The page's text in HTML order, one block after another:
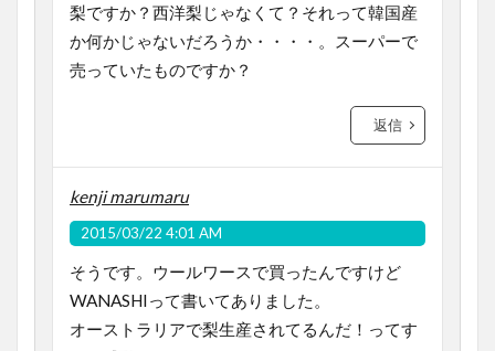
梨ですか？西洋梨じゃなくて？それって韓国産
か何かじゃないだろうか・・・・。スーパーで
売っていたものですか？
返信
kenji marumaru
2015/03/22 4:01 AM
そうです。ウールワースで買ったんですけど
WANASHIって書いてありました。
オーストラリアで梨生産されてるんだ！ってす